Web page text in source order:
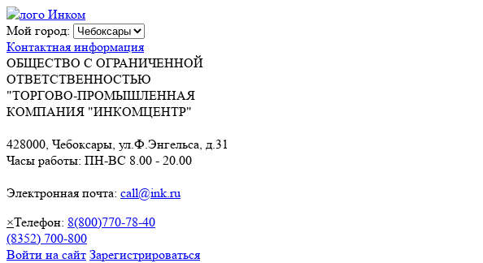
Мой город:
Контактная информация
ОБЩЕСТВО С ОГРАНИЧЕННОЙ
ОТВЕТСТВЕННОСТЬЮ
"ТОРГОВО-ПРОМЫШЛЕННАЯ
КОМПАНИЯ "ИНКОМЦЕНТР"
428000, Чебоксары, ул.Ф.Энгельса, д.31
Часы работы: ПН-ВС 8.00 - 20.00
Электронная почта: call@ink.ru
×Телефон: 8(800)770-78-40
(8352) 700-800
Войти на сайт Зарегистрироваться